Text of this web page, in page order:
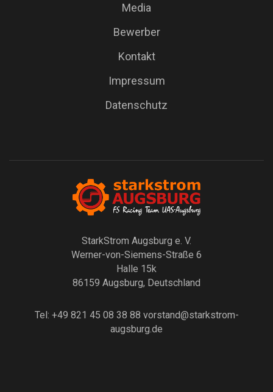
Media
Bewerber
Kontakt
Impressum
Datenschutz
StarkStrom Augsburg e. V.
Werner-von-Siemens-Straße 6
Halle 15k
86159 Augsburg, Deutschland
Tel: +49 821 45 08 38 88 vorstand@starkstrom-
augsburg.de